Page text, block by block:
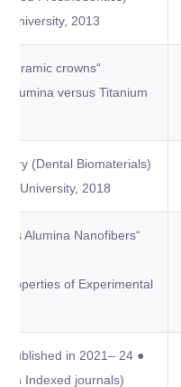
University, 2013
ceramic crowns
alumina versus Titanium
(Dental Biomaterials)
University, 2018
Alumina Nanofibers
of Experimental
published in 2021–
in Indexed journals).